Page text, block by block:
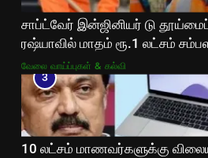
சாப்ட்வேர் இன்ஜினியர் டு
ரஷ்யாவில் மாதம் ரூ.1 லட்சம்
இளைஞரின் வைரல் கதை!
வேலை வாய்ப்புகள் & கல்வி
3
10 லட்சம் மாணவர்களுக்கு